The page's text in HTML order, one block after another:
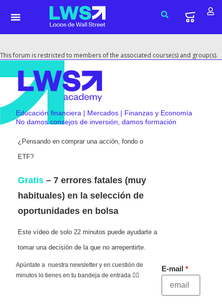
This forum is restricted to members of the associated course(s) and group(s).
Educación financiera | Mercados | Finanzas y Economía
No damos consejos de inversión, damos formación
¿Pensando en comprar una acción, fondo o
ETF?
Gratis – 7 errores fatales (muy
habituales) en la selección de
oportunidades en bolsa
Este vídeo de solo 22 minutos puede ayudarte a
tomar una decisión de la que no arrepentirte.
Apúntate a nuestra newsletter y en cuestión de
minutos lo tienes en tu bandeja de entrada 👇🏻
E-mail